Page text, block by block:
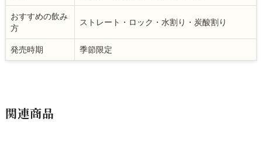
おすすめの飲み
方
ストレート・ロック・水割り・炭酸割り
発売時期 季節限定
関連商品